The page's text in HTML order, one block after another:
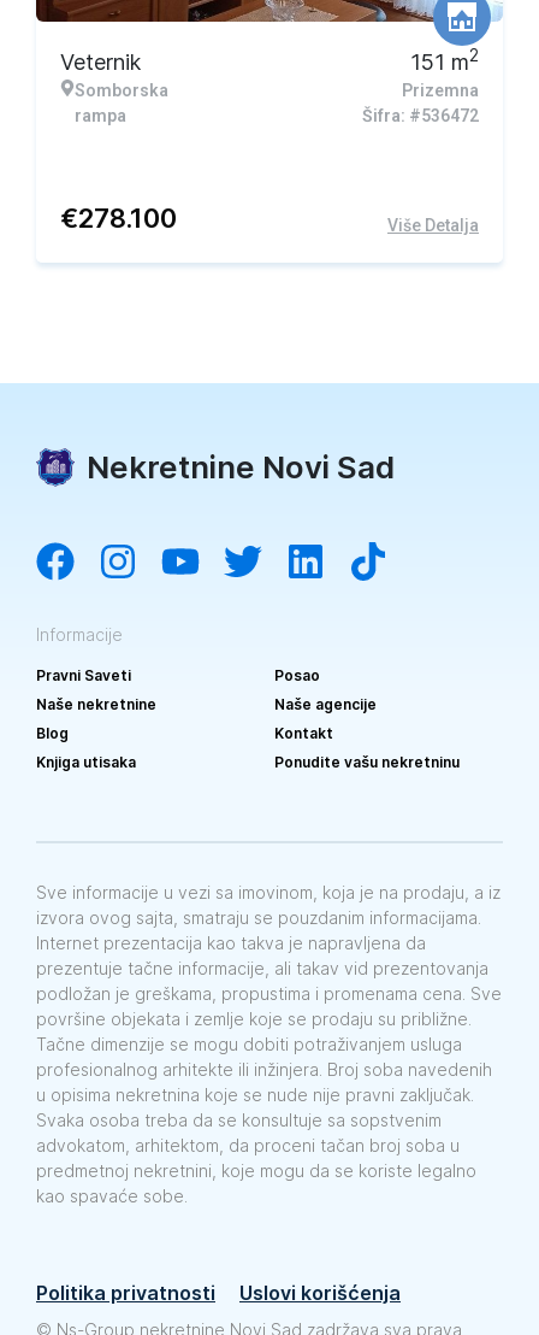
Veternik
Somborska
rampa
151 m2
Prizemna
Šifra: #536472
€278.100 Više Detalja
Nekretnine Novi Sad
Informacije
Pravni Saveti
Posao
Naše nekretnine
Naše agencije
Blog
Kontakt
Knjiga utisaka
Ponudite vašu nekretninu
Sve informacije u vezi sa imovinom, koja je na prodaju, a iz
izvora ovog sajta, smatraju se pouzdanim informacijama.
Internet prezentacija kao takva je napravljena da
prezentuje tačne informacije, ali takav vid prezentovanja
podložan je greškama, propustima i promenama cena. Sve
površine objekata i zemlje koje se prodaju su približne.
Tačne dimenzije se mogu dobiti potraživanjem usluga
profesionalnog arhitekte ili inžinjera. Broj soba navedenih
u opisima nekretnina koje se nude nije pravni zaključak.
Svaka osoba treba da se konsultuje sa sopstvenim
advokatom, arhitektom, da proceni tačan broj soba u
predmetnoj nekretnini, koje mogu da se koriste legalno
kao spavaće sobe.
Politika privatnosti Uslovi korišćenja
© Ns-Group nekretnine Novi Sad zadržava sva prava